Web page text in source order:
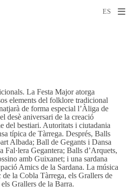
La Festa Major atorga
elements del folklore tradicional
de forma especial l’Àliga de
desè aniversari de la creació
del bestiari. Autoritats i ciutadania
típica de Tàrrega. Després, Balls
Albada; Ball de Gegants i Dansa
Fal·lera Gegantera; Balls d’Arquets,
amb Guixanet; i una sardana
Amics de la Sardana. La música
de la Cobla Tàrrega, els Grallers de
Grallers de la Barra.